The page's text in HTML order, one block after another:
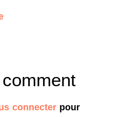
connecter pour